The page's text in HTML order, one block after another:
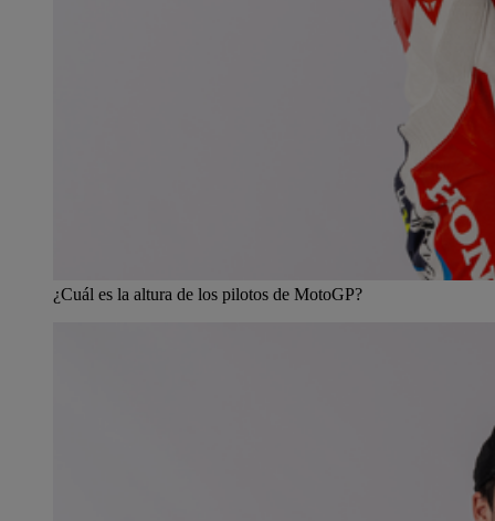
¿Cuál es la altura de los pilotos de MotoGP?